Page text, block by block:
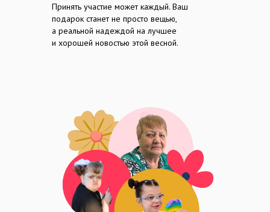
Принять участие может каждый. Ваш
подарок станет не просто вещью,
а реальной надеждой на лучшее
и хорошей новостью этой весной.